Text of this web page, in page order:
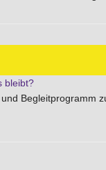
bleibt?
Begleitprogramm